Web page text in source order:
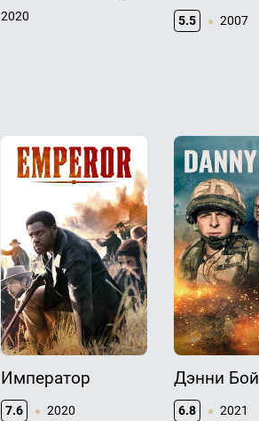
2020 5.5 2007
Император
7.6 2020
Дэнни Бой
6.8 2021